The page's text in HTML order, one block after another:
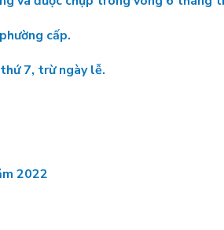
cấp.
7, trừ ngày lễ.
2022